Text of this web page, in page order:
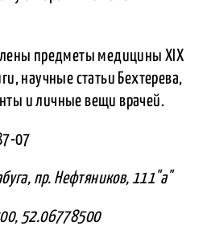
предметы медицины XIX
научные статьи Бехтерева,
и личные вещи врачей.
07
пр. Нефтяников, 111"а"
52.06778500